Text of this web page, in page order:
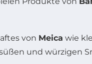
von Meica wie
und würzigen